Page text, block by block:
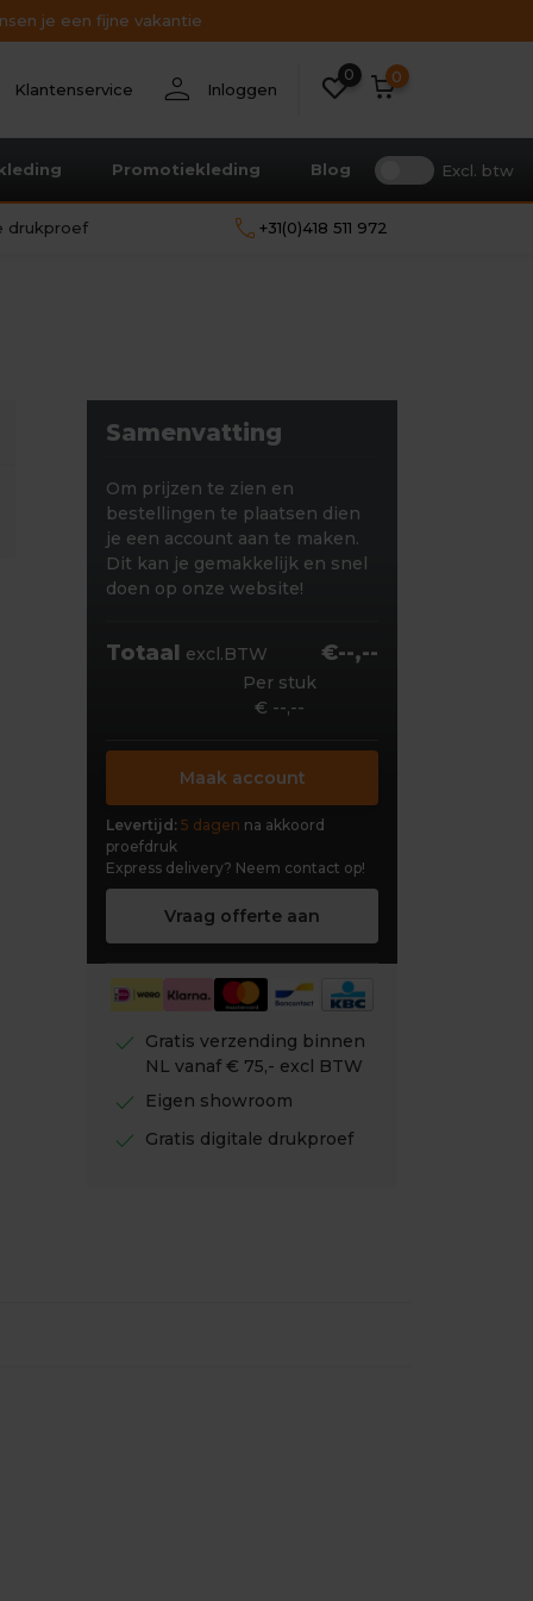
je een fijne vakantie
Klantenservice person Inloggen
0 0
Promotiekleding Blog Excl. btw
drukproef call +31(0)418 511 972
Samenvatting
Om prijzen te zien en
bestellingen te plaatsen dien
je een account aan te maken.
Dit kan je gemakkelijk en snel
doen op onze website!
Totaal excl.BTW €--,--
Per stuk
€ --,--
Maak account
Levertijd: 5 dagen na akkoord
proefdruk
Express delivery? Neem contact op!
Vraag offerte aan
check
Gratis verzending binnen
NL vanaf € 75,- excl BTW
check Eigen showroom
check Gratis digitale drukproef